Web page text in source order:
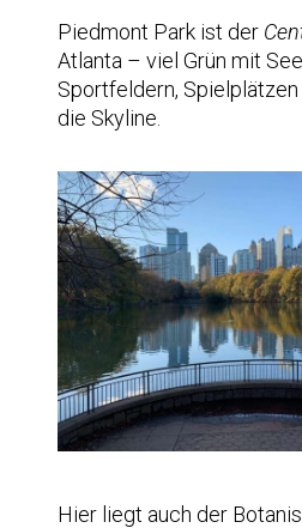
Piedmont Park ist der
Atlanta – viel Grün mit
Sportfeldern,
die Skyline.
Hier liegt auch der